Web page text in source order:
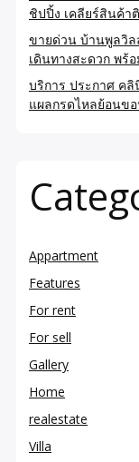
ชิปปิ้ง เคลียร์สินค้
ขายด่วน บ้านพูลวิล
เดินทางสะดวก พร้
บริการ ประกาศ ค
แผลกรดไหลย้อนข
Appartment
Features
For rent
For sell
Gallery
Home
realestate
Villa